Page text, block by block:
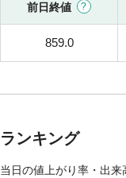
前日終値
859.0
ランキング
当日の値上がり率・出